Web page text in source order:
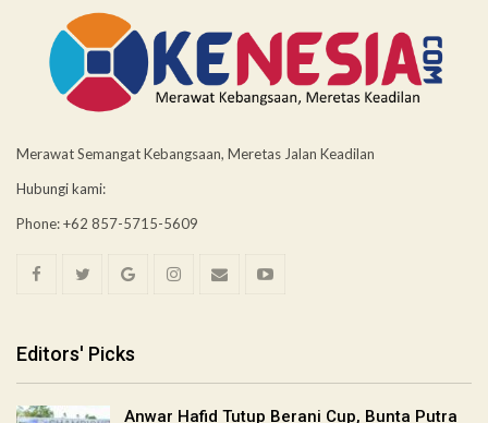
Merawat Semangat Kebangsaan, Meretas Jalan Keadilan
Hubungi kami:
Phone: +62 857-5715-5609
Editors' Picks
Anwar Hafid Tutup Berani Cup, Bunta Putra